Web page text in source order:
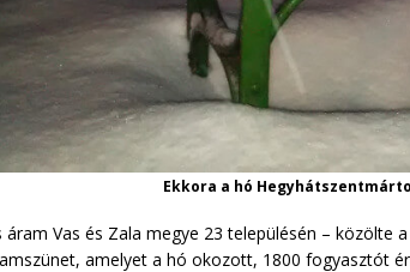
Ekkora a hó
áram Vas és Zala megye 23 településén – közölte
amelyet a hó okozott, 1800 fogyasztót